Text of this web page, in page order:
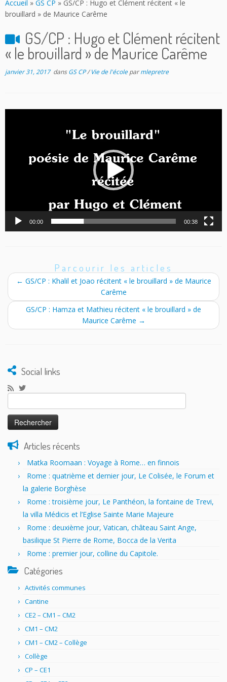
Accueil » GS CP » GS/CP : Hugo et Clément récitent « le
brouillard » de Maurice Carême
GS/CP : Hugo et Clément récitent
« le brouillard » de Maurice Carême
janvier 31, 2017dansGS CP/Vie de l'écoleparmlepretre
00:00 00:38
Parcourir les articles
← GS/CP : Khalil et Joao récitent « le brouillard » de Maurice
Carême
GS/CP : Hamza et Mathieu récitent « le brouillard » de
Maurice Carême →
Social links
Rechercher :
Articles récents
Matka Roomaan : Voyage à Rome… en finnois
Rome : quatrième et dernier jour, Le Colisée, le Forum et
la galerie Borghèse
Rome : troisième jour, Le Panthéon, la fontaine de Trevi,
la villa Médicis et l’Eglise Sainte Marie Majeure
Rome : deuxième jour, Vatican, château Saint Ange,
basilique St Pierre de Rome, Bocca de la Verita
Rome : premier jour, colline du Capitole.
Catégories
Activités communes
Cantine
CE2 – CM1 – CM2
CM1 – CM2
CM1 – CM2 – Collège
Collège
CP – CE1